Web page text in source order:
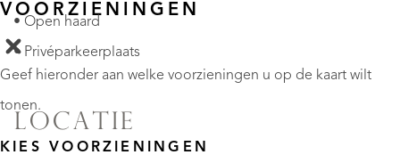
• Open haard
• Privéparkeerplaats
LOCATIE
VOORZIENINGEN
Geef hieronder aan welke voorzieningen u op de kaart wilt
tonen.
KIES VOORZIENINGEN